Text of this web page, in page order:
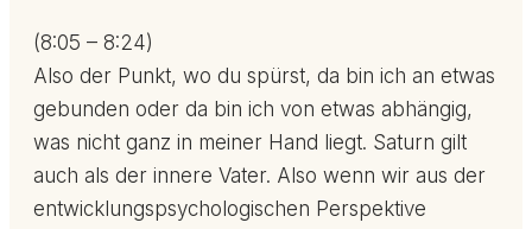
(8:05 – 8:24)
Also der Punkt, wo du spürst, da bin ich an etwas
gebunden oder da bin ich von etwas abhängig,
was nicht ganz in meiner Hand liegt. Saturn gilt
auch als der innere Vater. Also wenn wir aus der
entwicklungspsychologischen Perspektive